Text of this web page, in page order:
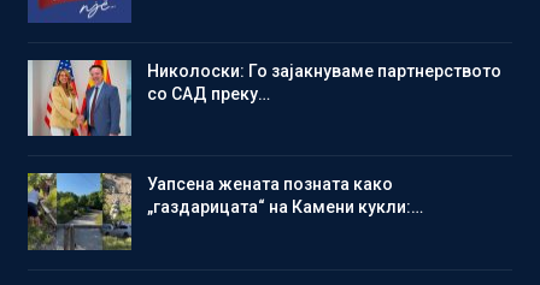
Николоски: Го зајакнуваме партнерството
со САД преку…
Уапсена жената позната како
„газдарицата“ на Камени кукли:…